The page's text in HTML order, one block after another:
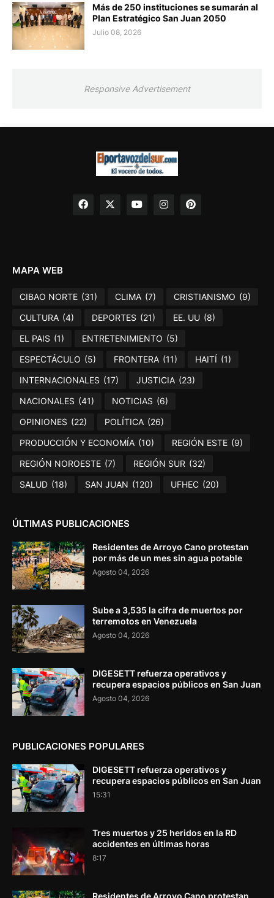
Más de 250 instituciones se sumarán al
Plan Estratégico San Juan 2050
Julio 08, 2026
Responsive Advertisement
MAPA WEB
CIBAO NORTE (31) CLIMA (7) CRISTIANISMO (9)
CULTURA (4) DEPORTES (21) EE. UU (8)
EL PAIS (1) ENTRETENIMIENTO (5)
ESPECTÁCULO (5) FRONTERA (11) HAITÍ (1)
INTERNACIONALES (17) JUSTICIA (23)
NACIONALES (41) NOTICIAS (6)
OPINIONES (22) POLÍTICA (26)
PRODUCCIÓN Y ECONOMÍA (10) REGIÓN ESTE (9)
REGIÓN NOROESTE (7) REGIÓN SUR (32)
SALUD (18) SAN JUAN (120) UFHEC (20)
ÚLTIMAS PUBLICACIONES
Residentes de Arroyo Cano protestan
por más de un mes sin agua potable
Agosto 04, 2026
Sube a 3,535 la cifra de muertos por
terremotos en Venezuela
Agosto 04, 2026
DIGESETT refuerza operativos y
recupera espacios públicos en San Juan
Agosto 04, 2026
PUBLICACIONES POPULARES
DIGESETT refuerza operativos y
recupera espacios públicos en San Juan
15:31
Tres muertos y 25 heridos en la RD
accidentes en últimas horas
8:17
Residentes de Arroyo Cano protestan